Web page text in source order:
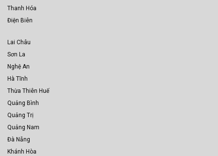
Thanh Hóa
Điện Biên
Lai Châu
Sơn La
Nghệ An
Hà Tĩnh
Thừa Thiên Huế
Quảng Bình
Quảng Trị
Quảng Nam
Đà Nẵng
Khánh Hòa